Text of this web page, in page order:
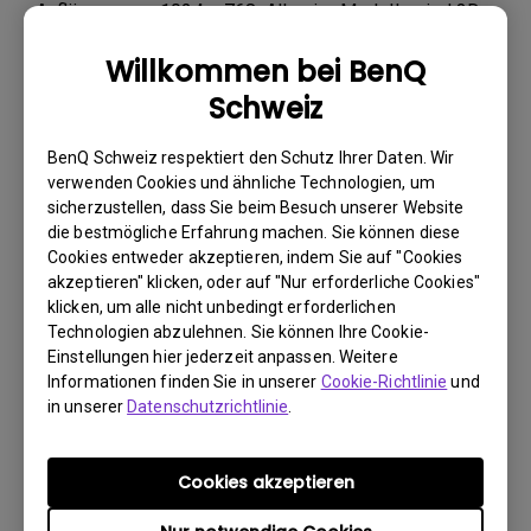
Willkommen bei BenQ
Schweiz
BenQ Schweiz respektiert den Schutz Ihrer Daten. Wir
verwenden Cookies und ähnliche Technologien, um
sicherzustellen, dass Sie beim Besuch unserer Website
die bestmögliche Erfahrung machen. Sie können diese
Cookies entweder akzeptieren, indem Sie auf "Cookies
akzeptieren" klicken, oder auf "Nur erforderliche Cookies"
klicken, um alle nicht unbedingt erforderlichen
Technologien abzulehnen. Sie können Ihre Cookie-
Einstellungen hier jederzeit anpassen. Weitere
Informationen finden Sie in unserer Cookie-Richtlinie und
in unsererDatenschutzrichtlinie
Cookies akzeptieren
Auflösung von 1024 x 768. Alle vier Modelle sind 3D-
Technologie, 1,07 Milliarden Farben und 3D
Colormanagement den höchsten Farb-Ansprüchen
Ihre hohe Flexibilität, wenn es um den Einsatzort geht,
verdanken sie einem 1,5-fachen Zoomfaktor, welche
das Projizieren von großen Bildern aus einem kurzen
Abstand zur Projektionsfläche ermöglichen. Im
unauffälligen, weißen Gehäuse sind alle gängigen
Anschlüsse, wie 2 x HDMI®, Mini-USB Typ B,
Composite-Video in, S-Video in, Computer in, Audio in
(1 x MiniJack), ein Audio- und ein Monitor-Ausgang,
bereits integriert. Zusätzlich ist für das Abspielen von
vertonten Videos jeweils ein 10 Watt Lautsprecher im
Effektive Teamarbeit mit BenQ InstaShow
In Kombination mit dem optional erhältlichen Plug-
and-Play Präsentationssystem BenQ InstaShow für